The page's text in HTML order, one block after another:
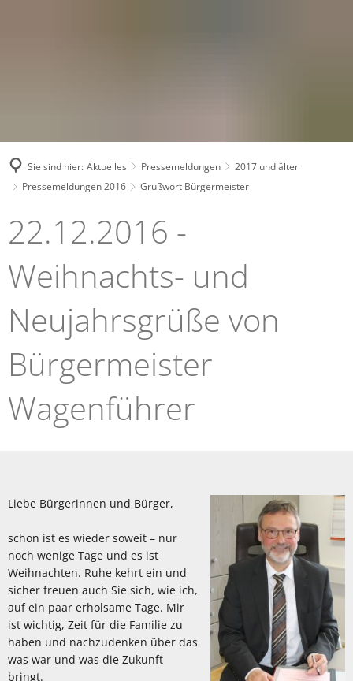
Sie sind hier: Aktuelles Pressemeldungen
2017 und älter
Pressemeldungen 2016
Grußwort Bürgermeister
Grußwort
Bürgermeister
22.12.2016 -
Weihnachts- und
Neujahrsgrüße von
Bürgermeister
Wagenführer
Liebe Bürgerinnen und Bürger,
schon ist es wieder soweit – nur
noch wenige Tage und es ist
Weihnachten. Ruhe kehrt ein und
sicher freuen auch Sie sich, wie ich,
auf ein paar erholsame Tage. Mir
ist wichtig, Zeit für die Familie zu
haben und nachzudenken über das
was war und was die Zukunft
bringt.